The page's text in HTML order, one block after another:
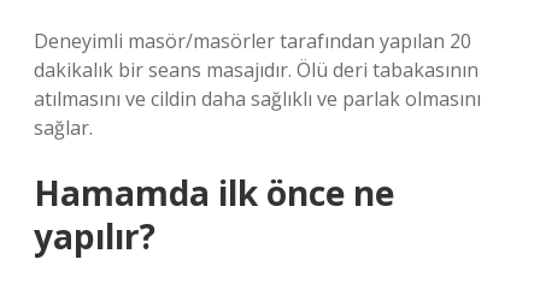
Deneyimli masör/masörler tarafından yapılan 20
dakikalık bir seans masajıdır. Ölü deri tabakasının
atılmasını ve cildin daha sağlıklı ve parlak olmasını
sağlar.
Hamamda ilk önce ne
yapılır?